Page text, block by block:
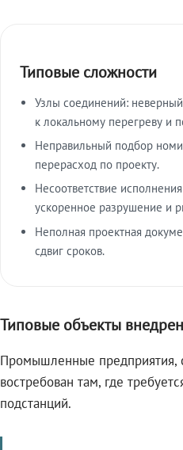
Типовые сложности
Узлы соединений:
к локальному перегреву и
Неправильный подбор
перерасход по проекту.
Несоответствие
ускоренное разрушение и
Неполная проектная
сдвиг сроков.
Типовые объекты
Промышленные предприятия,
востребован там, где
подстанций.